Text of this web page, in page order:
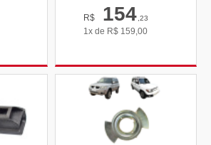
R$ 154,23
1x de R$ 159,00